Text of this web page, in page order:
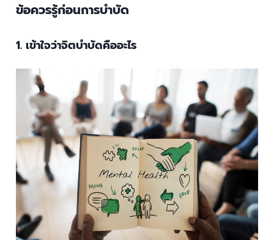
ข้อควรรู้ก่อนการบำบัด
1. เข้าใจว่าจิตบำบัดคืออะไร